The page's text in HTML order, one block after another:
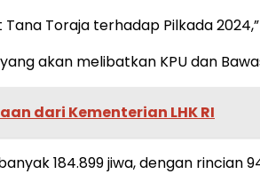
Toraja terhadap Pilkada
akan melibatkan KPU dan
dari Kementerian LHK RI
184.899 jiwa, dengan rincian